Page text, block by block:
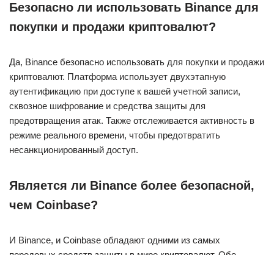
Безопасно ли использовать Binance для
покупки и продажи криптовалют?
Да, Binance безопасно использовать для покупки и продажи
криптовалют. Платформа использует двухэтапную
аутентификацию при доступе к вашей учетной записи,
сквозное шифрование и средства защиты для
предотвращения атак. Также отслеживается активность в
режиме реального времени, чтобы предотвратить
несанкционированный доступ.
Является ли Binance более безопасной,
чем Coinbase?
И Binance, и Coinbase обладают одними из самых